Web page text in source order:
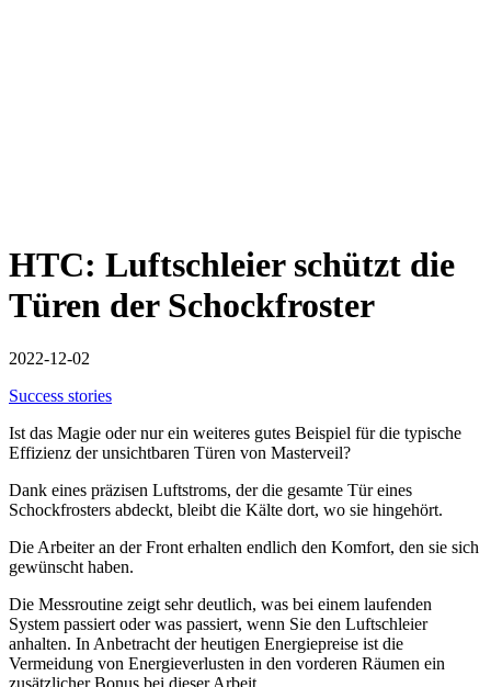
HTC: Luftschleier schützt die
Türen der Schockfroster
2022-12-02
Success stories
Ist das Magie oder nur ein weiteres gutes Beispiel für die typische
Effizienz der unsichtbaren Türen von Masterveil?
Dank eines präzisen Luftstroms, der die gesamte Tür eines
Schockfrosters abdeckt, bleibt die Kälte dort, wo sie hingehört.
Die Arbeiter an der Front erhalten endlich den Komfort, den sie sich
gewünscht haben.
Die Messroutine zeigt sehr deutlich, was bei einem laufenden
System passiert oder was passiert, wenn Sie den Luftschleier
anhalten. In Anbetracht der heutigen Energiepreise ist die
Vermeidung von Energieverlusten in den vorderen Räumen ein